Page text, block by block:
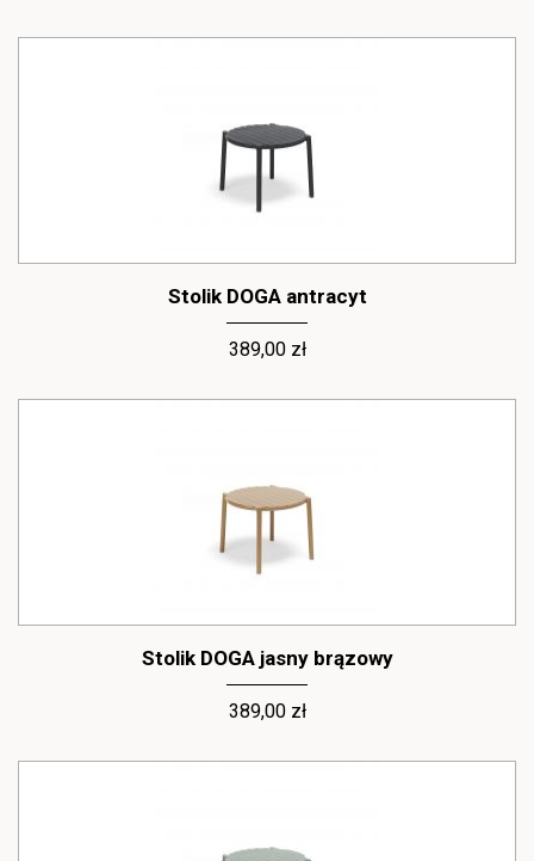
Stolik DOGA antracyt
389,00 zł
Stolik DOGA jasny brązowy
389,00 zł